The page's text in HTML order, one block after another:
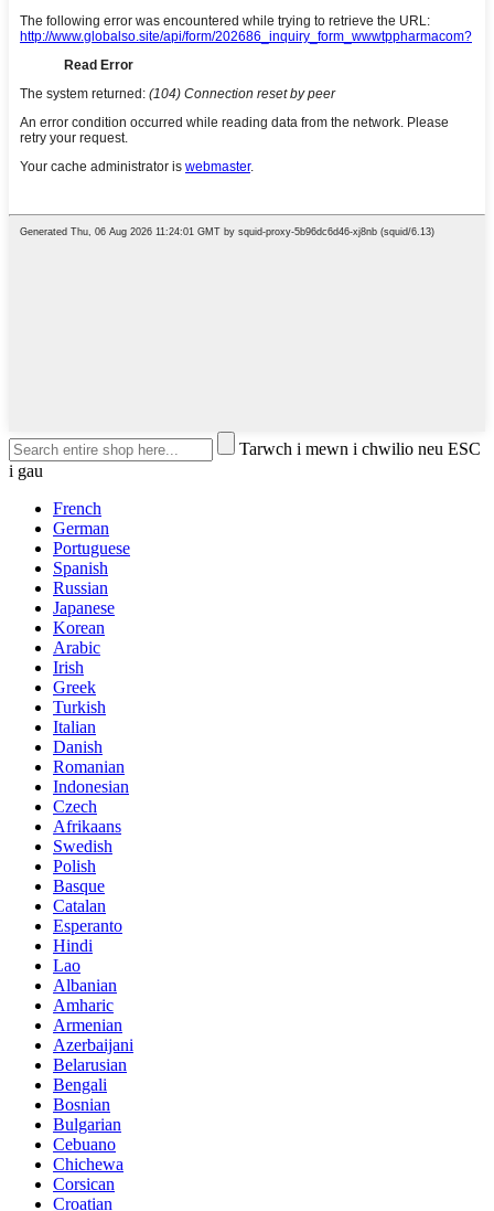
Tarwch i mewn i chwilio neu ESC
i gau
French
German
Portuguese
Spanish
Russian
Japanese
Korean
Arabic
Irish
Greek
Turkish
Italian
Danish
Romanian
Indonesian
Czech
Afrikaans
Swedish
Polish
Basque
Catalan
Esperanto
Hindi
Lao
Albanian
Amharic
Armenian
Azerbaijani
Belarusian
Bengali
Bosnian
Bulgarian
Cebuano
Chichewa
Corsican
Croatian